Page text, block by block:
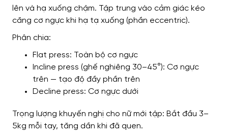
lên và hạ xuống chậm. Tập trung vào cảm giác kéo
căng cơ ngực khi hạ tạ xuống (phần eccentric).
Phân chia:
Flat press: Toàn bộ cơ ngực
Incline press (ghế nghiêng 30–45°): Cơ ngực
trên — tạo độ đầy phần trên
Decline press: Cơ ngực dưới
Trọng lượng khuyến nghị cho nữ mới tập: Bắt đầu 3–
5kg mỗi tay, tăng dần khi đã quen.